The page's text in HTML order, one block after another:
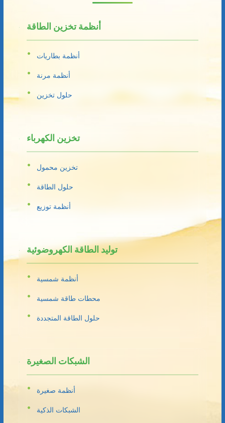
أنظمة تخزين الطاقة
أنظمة بطاريات
أنظمة مرنة
حلول تخزين
تخزين الكهرباء
تخزين محمول
حلول الطاقة
أنظمة توزيع
توليد الطاقة الكهروضوئية
أنظمة شمسية
محطات طاقة شمسية
حلول الطاقة المتجددة
الشبكات الصغيرة
أنظمة صغيرة
الشبكات الذكية